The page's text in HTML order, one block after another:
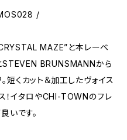
/
MAZE”と本レーベ
STEVEN BRUNSMANNから
くカット＆加工したヴォイス
！イタロやCHI-TOWNのフレ
いです。